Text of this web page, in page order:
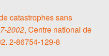
catastrophes sans
2002, Centre national de
2-86754-129-8